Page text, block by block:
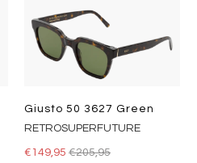
Giusto 50 3627 Green
RETROSUPERFUTURE
€149,95 €205,95